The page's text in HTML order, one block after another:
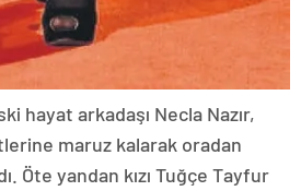
hayat arkadaşı Necla Nazır,
maruz kalarak oradan
Öte yandan kızı Tuğçe Tayfur